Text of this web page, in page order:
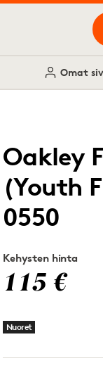
Omat
Oakley
(Youth
0550
Kehysten hinta
115 €
Nuoret